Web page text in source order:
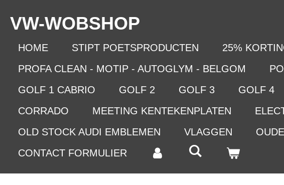
direct
VW-WOBSHOP
HOME STIPT POETSPRODUCTEN
25%
PROFA CLEAN - MOTIP - AUTOGLYM - BELGOM
GOLF 1 CABRIO
GOLF 2 GOLF 3 GOLF 4
CORRADO
MEETING KENTEKENPLATEN
OLD STOCK AUDI EMBLEMEN
VLAGGEN
CONTACT FORMULIER